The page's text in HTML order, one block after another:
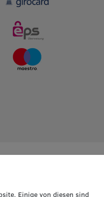
Einige von diesen sind